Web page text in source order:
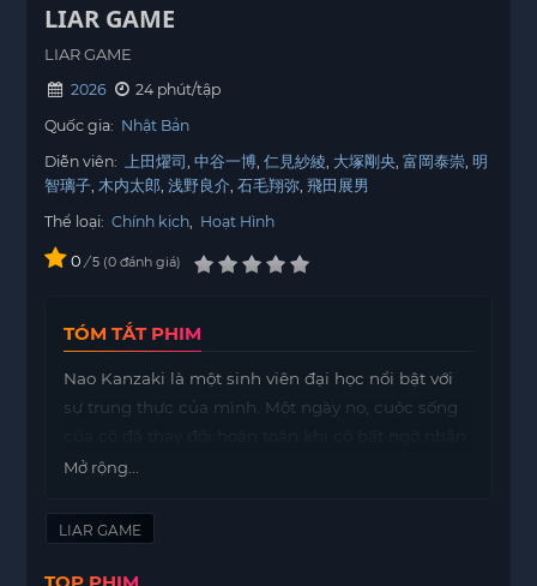
LIAR GAME
LIAR GAME
2026
24 phút/tập
Quốc gia: Nhật Bản
Diễn viên:
上田燿司 中谷一博 仁見紗綾 大塚剛央 富岡泰崇 明
智璃子 木内太郎 浅野良介 石毛翔弥 飛田展男
Thể loại: Chính kịch Hoạt Hình
0 / 5 0 đánh giá
TÓM TẮT PHIM
Nao Kanzaki là một sinh viên đại học nổi bật với
sự trung thực của mình. Một ngày nọ, cuộc sống
được 100 triệu yên cùng với một tấm thẻ thông
chơi mang tên “LIAR GAME”.
Mở rộng...
LIAR GAME